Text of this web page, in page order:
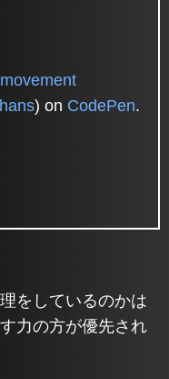
) on CodePen.
をしているのかは
力の方が優先され